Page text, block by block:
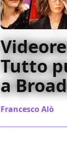
Tutto
a
Francesco Alò